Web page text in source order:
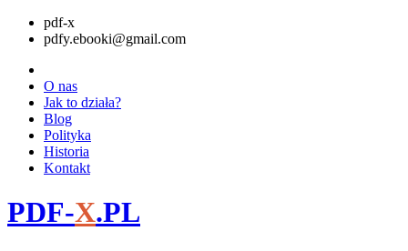
pdf-x
pdfy.ebooki@gmail.com
O nas
Jak to działa?
Blog
Polityka
Historia
Kontakt
PDF-X.PL